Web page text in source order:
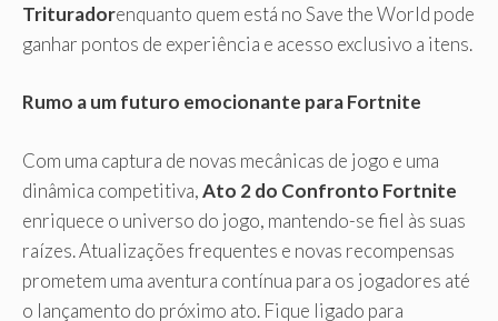
Trituradorenquanto quem está no Save the World pode
ganhar pontos de experiência e acesso exclusivo a itens.
Rumo a um futuro emocionante para Fortnite
Com uma captura de novas mecânicas de jogo e uma
dinâmica competitiva,Ato 2 do Confronto Fortnite
enriquece o universo do jogo, mantendo-se fiel às suas
raízes. Atualizações frequentes e novas recompensas
prometem uma aventura contínua para os jogadores até
o lançamento do próximo ato. Fique ligado para